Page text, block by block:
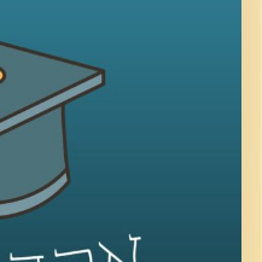
תלויה בשאלה מה
לגבי תגובת הצרכנים
אנחנו רק חושבים
שיווק שזורה
קרדיט תמונות: AudioVersity